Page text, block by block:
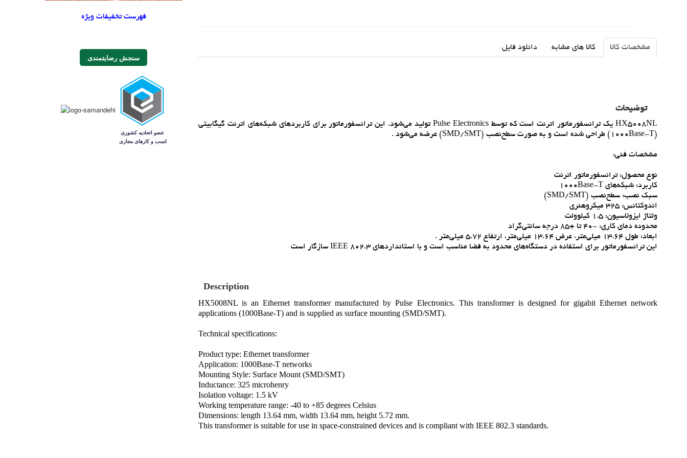
فهرست تخفیفات ویژه
سنجش رضایتمندی
مشخصات کالا کالا های مشابه دانلود فایل
توضیحات
HX5008NL يک ترانسفورماتور اترنت است که توسط Pulse Electronics توليد مي‌شود. اين ترانسفورماتور براي کاربردهاي شبکه‌هاي اترنت گيگابيتي
(1000Base-T) طراحي شده است و به صورت سطح‌نصب (SMD/SMT) عرضه مي‌شود .
مشخصات فني:
نوع محصول: ترانسفورماتور اترنت
کاربرد: شبکه‌هاي 1000Base-T
سبک نصب: سطح‌نصب (SMD/SMT)
اندوکتانس: 325 ميکروهنري
ولتاژ ايزولاسيون: 1.5 کيلوولت
محدوده دماي کاري: -40 تا +85 درجه سانتي‌گراد
ابعاد: طول 13.64 ميلي‌متر، عرض 13.64 ميلي‌متر، ارتفاع 5.72 ميلي‌متر .
اين ترانسفورماتور براي استفاده در دستگاه‌هاي محدود به فضا مناسب است و با استانداردهاي IEEE 802.3 سازگار است
Description
HX5008NL is an Ethernet transformer manufactured by Pulse Electronics. This transformer is designed for gigabit Ethernet network
applications (1000Base-T) and is supplied as surface mounting (SMD/SMT).
Technical specifications:
Product type: Ethernet transformer
Application: 1000Base-T networks
Mounting Style: Surface Mount (SMD/SMT)
Inductance: 325 microhenry
Isolation voltage: 1.5 kV
Working temperature range: -40 to +85 degrees Celsius
Dimensions: length 13.64 mm, width 13.64 mm, height 5.72 mm.
This transformer is suitable for use in space-constrained devices and is compliant with IEEE 802.3 standards.